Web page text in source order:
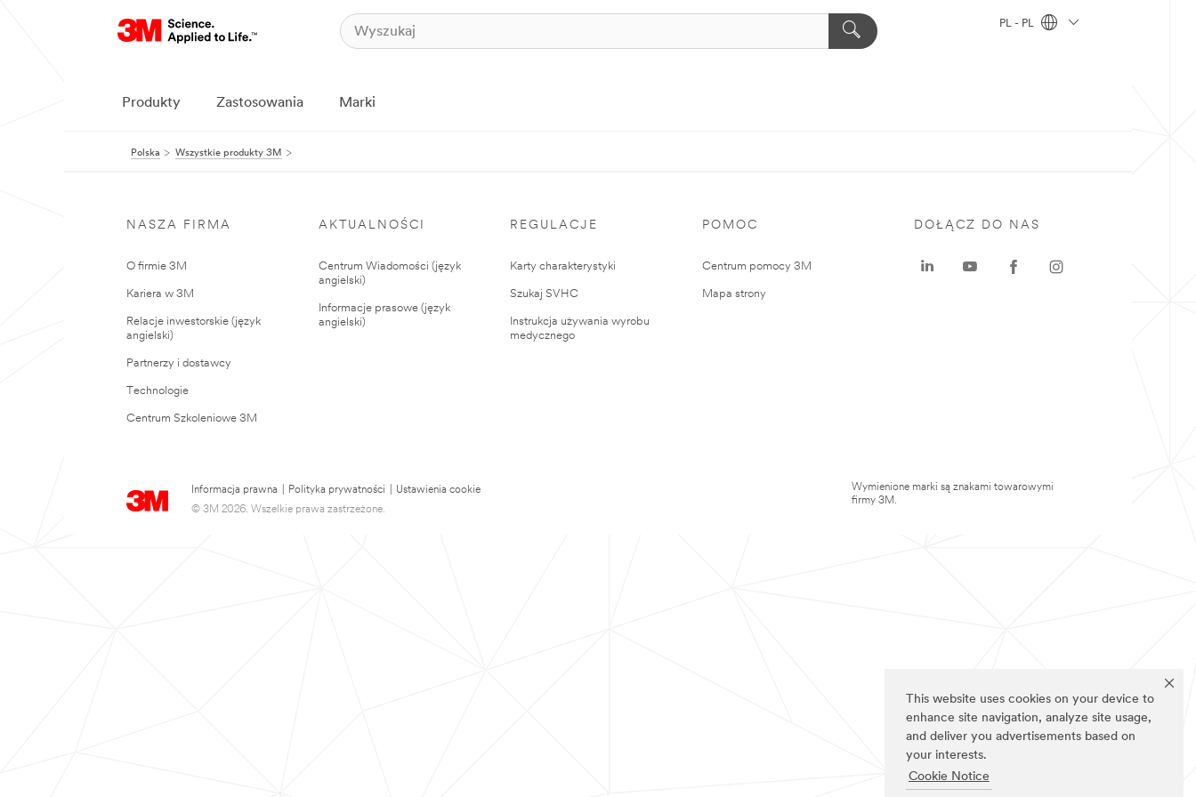
This website uses cookies on your device to
enhance site navigation, analyze site usage,
and deliver you advertisements based on
your interests.
Cookie Notice
PL - PL
Produkty Zastosowania Marki
Polska Wszystkie produkty 3M
NASZA FIRMA
O firmie 3M
Kariera w 3M
Relacje inwestorskie (język
angielski)
Partnerzy i dostawcy
Technologie
Centrum Szkoleniowe 3M
AKTUALNOŚCI
Centrum Wiadomości (język
angielski)
Informacje prasowe (język
angielski)
REGULACJE
Karty charakterystyki
Szukaj SVHC
Instrukcja używania wyrobu
medycznego
POMOC
Centrum pomocy 3M
Mapa strony
Informacja prawna Polityka prywatności
Ustawienia cookie
© 3M 2026. Wszelkie prawa zastrzeżone.
DOŁĄCZ DO NAS
Wymienione marki są znakami towarowymi
firmy 3M.